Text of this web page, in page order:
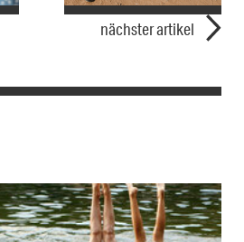
nächster artikel